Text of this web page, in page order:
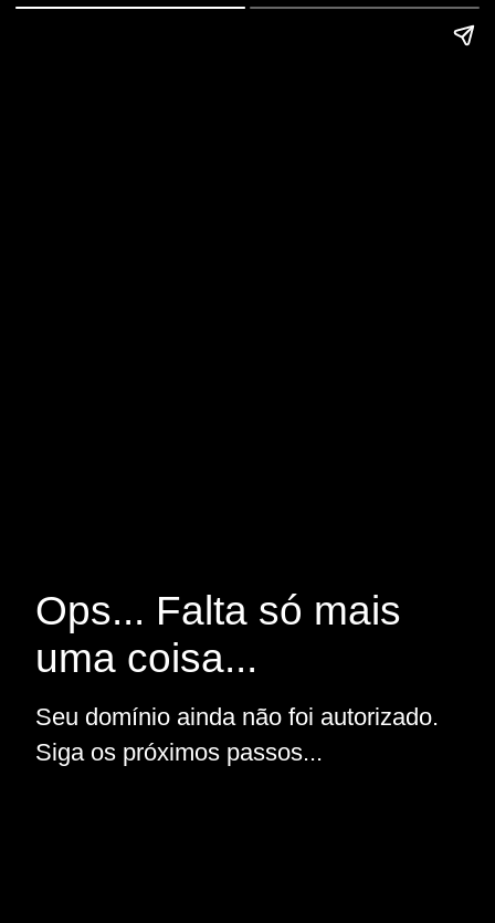
Ops... Falta só mais
uma coisa...
Seu domínio ainda não foi autorizado.
Siga os próximos passos...